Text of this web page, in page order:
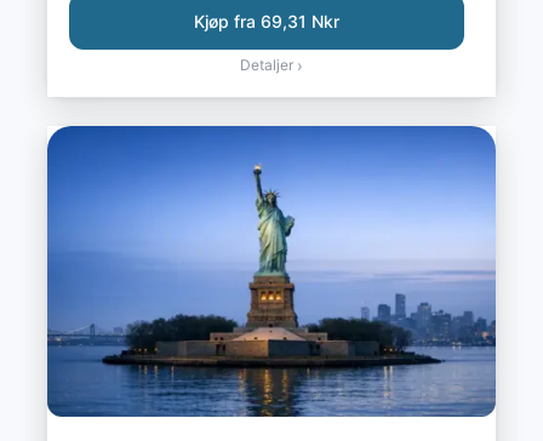
Kjøp fra 69,31 Nkr
Detaljer ›